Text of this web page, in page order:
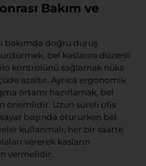
Bakım ve
bakımda doğru duruş
bel kaslarını düzenli
kontrolünü sağlamak nüks
azaltır. Ayrıca ergonomik
ortamı hazırlamak, bel
önemlidir. Uzun süreli ofis
başında otururken bel
kullanmalı, her bir saatte
vererek kasların
vermelidir.